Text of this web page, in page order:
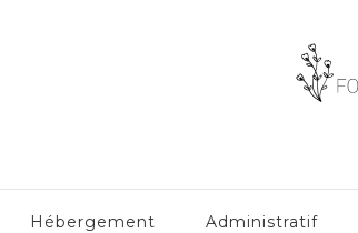
Hébergement Administratif